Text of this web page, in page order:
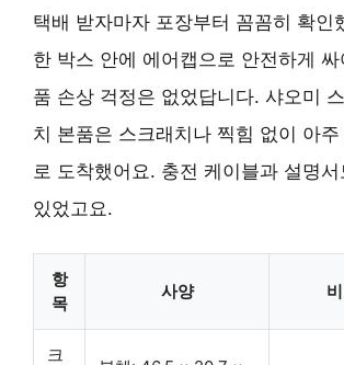
택배 받자마자 포장부터 꼼꼼히 확인
한 박스 안에 에어캡으로 안전하게 싸
품 손상 걱정은 없었답니다. 샤오미
치 본품은 스크래치나 찍힘 없이 아주
로 도착했어요. 충전 케이블과 설명서
있었고요.
항
목
사양
크